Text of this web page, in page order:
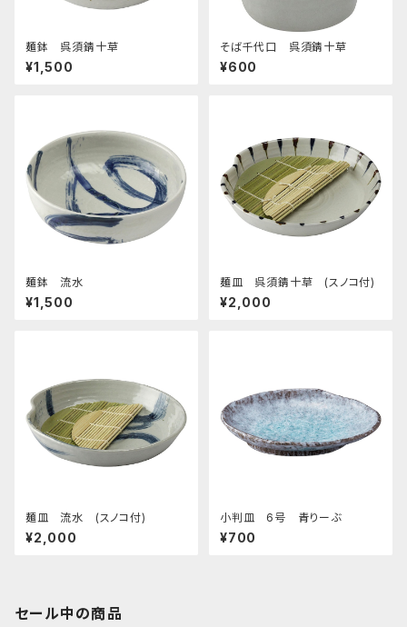
麺鉢 呉須錆十草
¥1,500
そば千代口 呉須錆十草
¥600
麺鉢 流水
¥1,500
麺皿 呉須錆十草 (スノコ付)
¥2,000
麺皿 流水 (スノコ付)
¥2,000
小判皿 6号 青りーぶ
¥700
セール中の商品